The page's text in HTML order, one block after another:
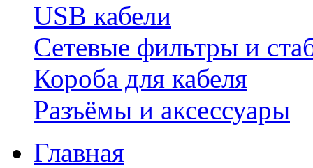
USB кабели
Сетевые фильтры и
Короба для кабеля
Разъёмы и аксессуары
Главная